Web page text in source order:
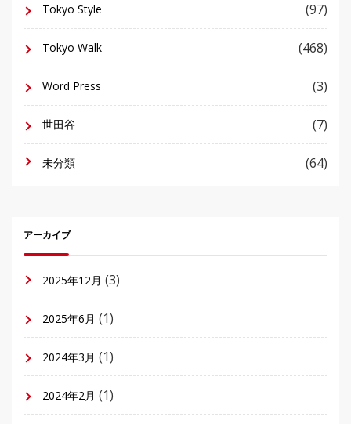
Tokyo Style (97)
Tokyo Walk (468)
Word Press (3)
世田谷 (7)
未分類 (64)
アーカイブ
2025年12月 (3)
2025年6月 (1)
2024年3月 (1)
2024年2月 (1)